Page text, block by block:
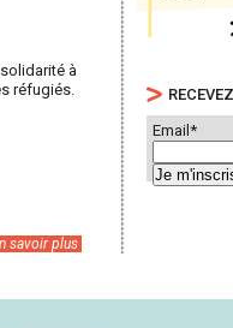
à
réfugiés.
savoir plus
Email*